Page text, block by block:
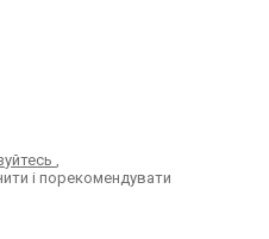
,
і порекомендувати